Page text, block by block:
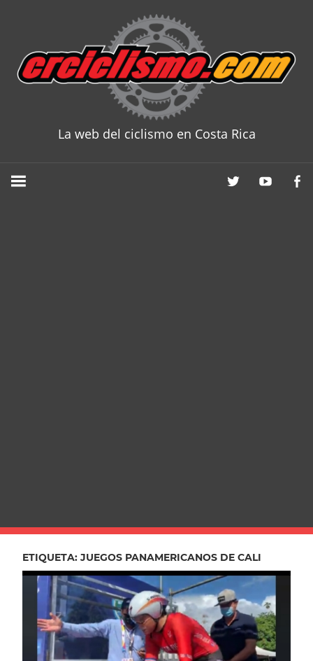
content
La web del ciclismo en Costa Rica
ETIQUETA: JUEGOS PANAMERICANOS DE CALI